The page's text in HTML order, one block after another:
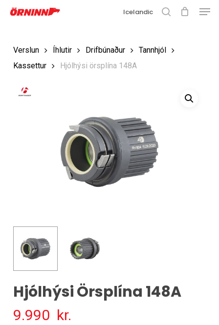
Fara
Icelandic
Verslun Íhlutir Drifbúnaður
Tannhjól
Kassettur
Hjólhýsi örsplína 148A
Hjólhýsi Örsplína 148A
9.990 kr.